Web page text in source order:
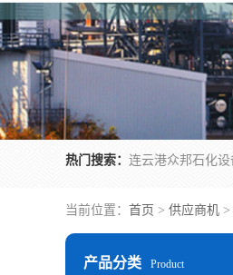
热门搜索：
当前位置： 首页 > 供应商机 >
产品分类 Product